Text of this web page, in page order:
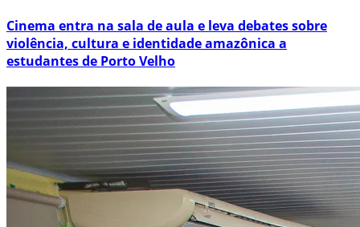
Cinema entra na sala de aula e leva debates sobre
violência, cultura e identidade amazônica a
estudantes de Porto Velho